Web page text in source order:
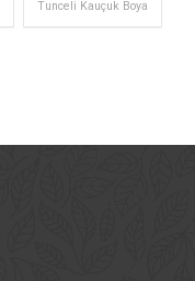
Tunceli Kauçuk Boya